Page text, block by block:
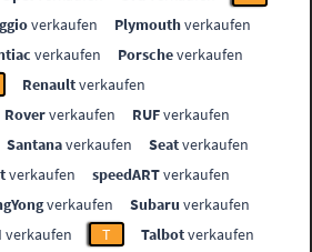
verkaufen Plymouthverkaufen
verkaufen Porscheverkaufen
Renaultverkaufen
Roververkaufen RUFverkaufen
Santanaverkaufen Seatverkaufen
verkaufen speedARTverkaufen
verkaufen Subaru verkaufen
verkaufen T Talbotverkaufen